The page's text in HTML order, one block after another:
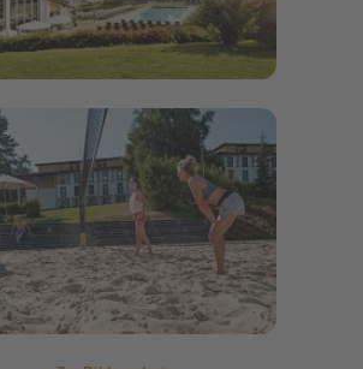
Bildergalerie öffnen